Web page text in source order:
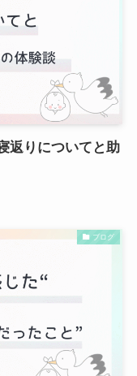
返りについてと助
ブログ